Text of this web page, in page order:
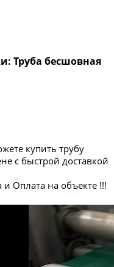
Труба бесшовная
купить трубу
с быстрой доставкой
и Оплата на объекте !!!